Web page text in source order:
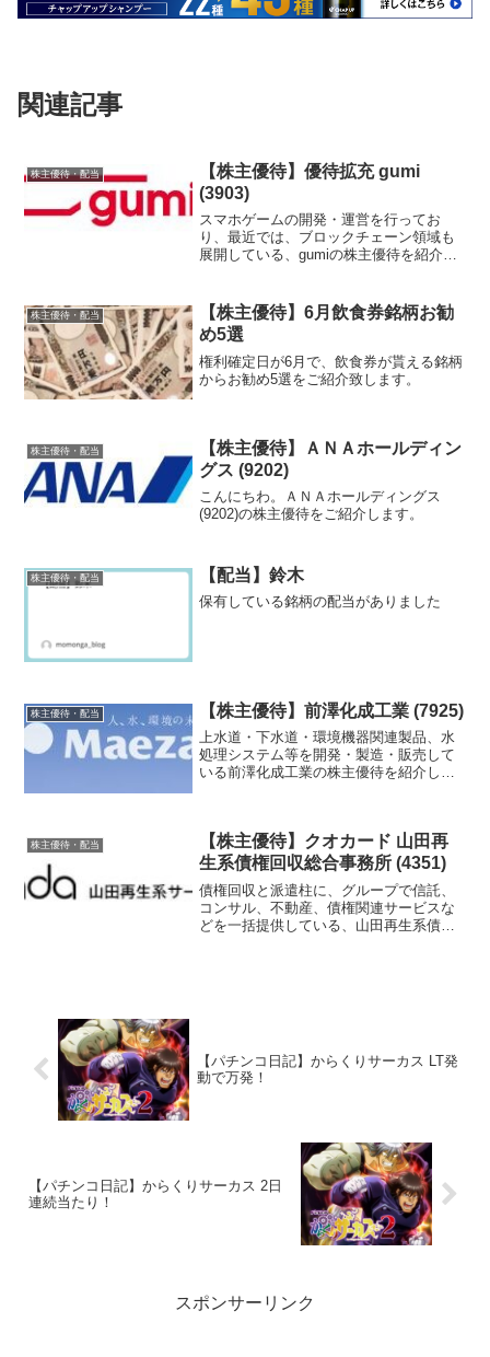
関連記事
株主優待・配当
【株主優待】優待拡充 gumi
(3903)
スマホゲームの開発・運営を行ってお
り、最近では、ブロックチェーン領域も
展開している、gumiの株主優待を紹介し
株主優待・配当
【株主優待】6月飲食券銘柄お勧
め5選
権利確定日が6月で、飲食券が貰える銘柄
からお勧め5選をご紹介致します。
株主優待・配当
【株主優待】ＡＮＡホールディン
グス (9202)
こんにちわ。ＡＮＡホールディングス
(9202)の株主優待をご紹介します。
株主優待・配当 【配当】鈴木
保有している銘柄の配当がありました
株主優待・配当 【株主優待】前澤化成工業 (7925)
上水道・下水道・環境機器関連製品、水
処理システム等を開発・製造・販売して
いる前澤化成工業の株主優待を紹介しま
株主優待・配当
【株主優待】クオカード 山田再
生系債権回収総合事務所 (4351)
債権回収と派遣柱に、グループで信託、
コンサル、不動産、債権関連サービスな
どを一括提供している、山田再生系債権
【パチンコ日記】からくりサーカス LT発
動で万発！
【パチンコ日記】からくりサーカス 2日
連続当たり！
スポンサーリンク